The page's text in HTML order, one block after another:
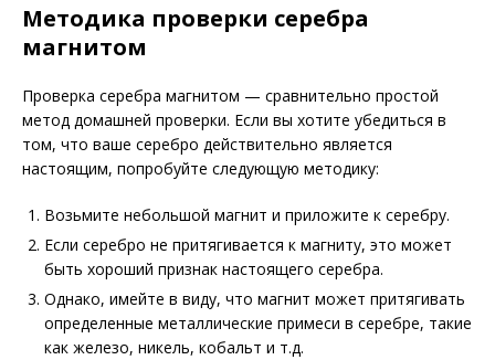
Методика проверки серебра
магнитом
Проверка серебра магнитом — сравнительно простой
метод домашней проверки. Если вы хотите убедиться в
том, что ваше серебро действительно является
настоящим, попробуйте следующую методику:
Возьмите небольшой магнит и приложите к серебру.
Если серебро не притягивается к магниту, это может
быть хороший признак настоящего серебра.
Однако, имейте в виду, что магнит может притягивать
определенные металлические примеси в серебре, такие
как железо, никель, кобальт и т.д.